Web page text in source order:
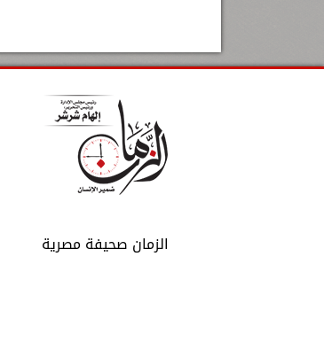
الزمان صحيفة مصرية